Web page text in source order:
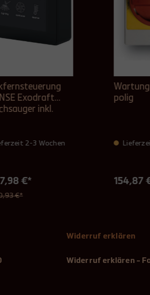
Exodraft
inkl.
2-3 Wochen
€*
€*
polig
154,87
Widerruf erklären
Widerruf erklären -